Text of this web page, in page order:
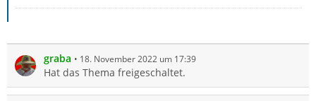
graba 18. November 2022 um 17:39
Hat das Thema freigeschaltet.